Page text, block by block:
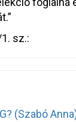
sz.:
(Szabó